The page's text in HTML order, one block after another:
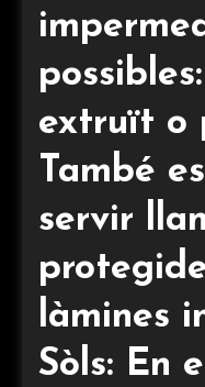
extruït o
També
servir
làmines
Sòls: En